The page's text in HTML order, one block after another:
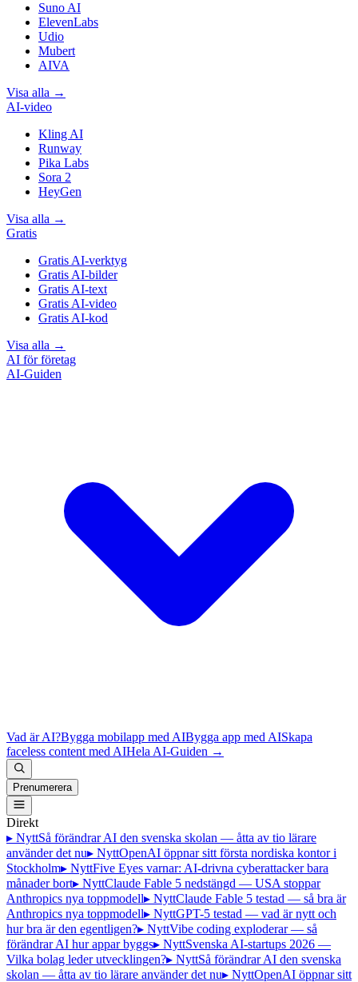
Suno AI
ElevenLabs
Udio
Mubert
AIVA
Visa alla →
AI-video
Kling AI
Runway
Pika Labs
Sora 2
HeyGen
Visa alla →
Gratis
Gratis AI-verktyg
Gratis AI-bilder
Gratis AI-text
Gratis AI-video
Gratis AI-kod
Visa alla →
AI för företag
AI-Guiden
Vad är AI?Bygga mobilapp med AIBygga app med AISkapa
faceless content med AIHela AI-Guiden →
Prenumerera
Direkt
▸ NyttSå förändrar AI den svenska skolan — åtta av tio lärare
använder det nu▸ NyttOpenAI öppnar sitt första nordiska kontor i
Stockholm▸ NyttFive Eyes varnar: AI-drivna cyberattacker bara
månader bort▸ NyttClaude Fable 5 nedstängd — USA stoppar
Anthropics nya toppmodell▸ NyttClaude Fable 5 testad — så bra är
Anthropics nya toppmodell▸ NyttGPT-5 testad — vad är nytt och
hur bra är den egentligen?▸ NyttVibe coding exploderar — så
förändrar AI hur appar byggs▸ NyttSvenska AI-startups 2026 —
Vilka bolag leder utvecklingen?▸ NyttSå förändrar AI den svenska
skolan — åtta av tio lärare använder det nu▸ NyttOpenAI öppnar sitt